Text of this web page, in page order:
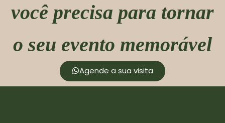
você precisa para tornar
o seu evento memorável
Agende a sua visita